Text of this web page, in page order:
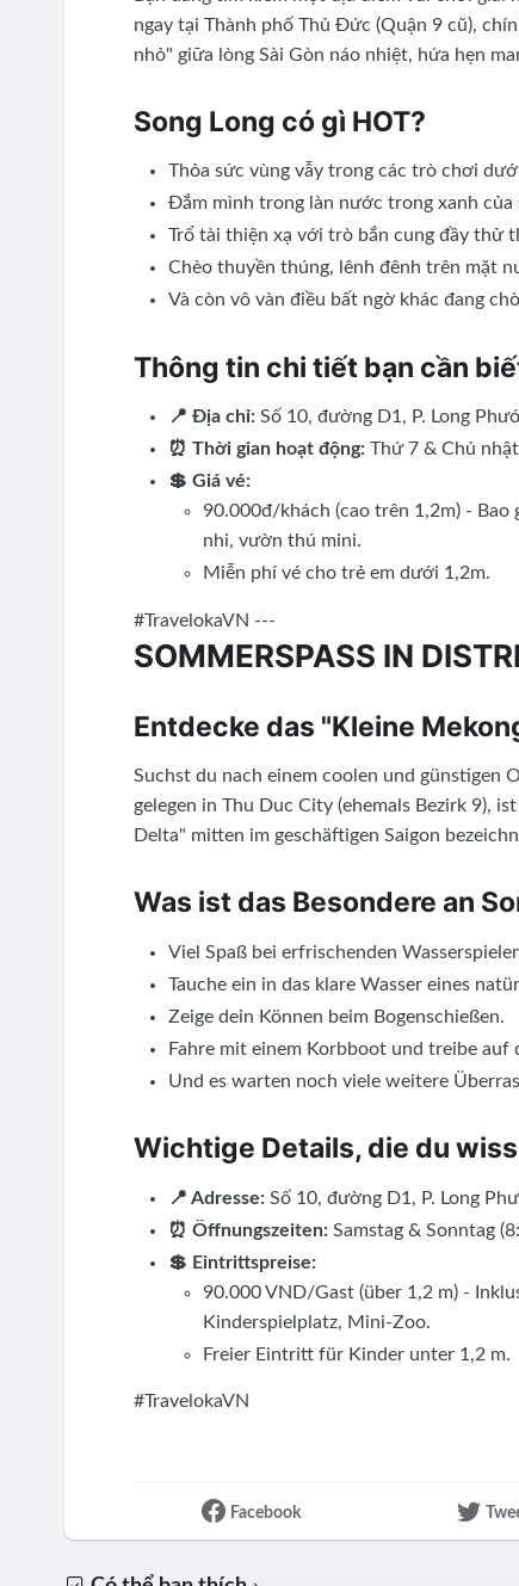
ngay tại Thành phố Thủ Đức (Quận 9 cũ),
nhỏ" giữa lòng Sài Gòn náo nhiệt, hứa hẹn
Song Long có gì HOT?
Thỏa sức vùng vẫy trong các trò chơi
Đắm mình trong làn nước trong xanh của
Trổ tài thiện xạ với trò bắn cung đầy thử
Chèo thuyền thúng, lênh đênh trên mặt
Và còn vô vàn điều bất ngờ khác đang
Thông tin chi tiết bạn cần
📍 Địa chỉ: Số 10, đường D1, P. Long
⏰ Thời gian hoạt động: Thứ 7 & Chủ
💲 Giá vé:
90.000đ/khách (cao trên 1,2m) -
nhi, vườn thú mini.
Miễn phí vé cho trẻ em dưới 1,2m.
#TravelokaVN ---
SOMMERSPASS IN
Entdecke das "Kleine
Suchst du nach einem coolen und günstigen
gelegen in Thu Duc City (ehemals Bezirk 9),
Delta" mitten im geschäftigen Saigon
Was ist das Besondere an
Viel Spaß bei erfrischenden
Tauche ein in das klare Wasser eines
Zeige dein Können beim Bogenschießen.
Fahre mit einem Korbboot und treibe auf
Und es warten noch viele weitere
Wichtige Details, die du
📍 Adresse: Số 10, đường D1, P. Long
⏰ Öffnungszeiten: Samstag & Sonntag
💲 Eintrittspreise:
90.000 VND/Gast (über 1,2 m) -
Kinderspielplatz, Mini-Zoo.
Freier Eintritt für Kinder unter 1,2 m.
#TravelokaVN
Facebook